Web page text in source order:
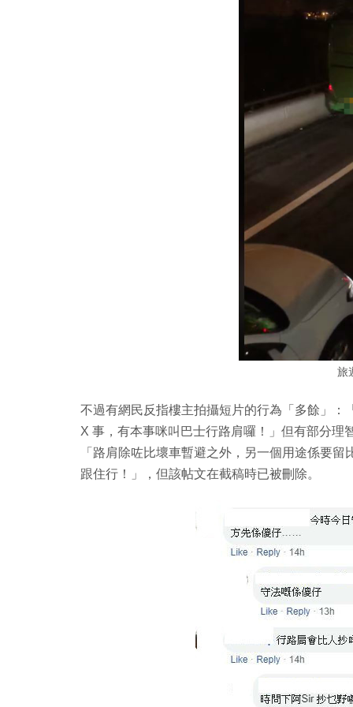
旅
不過有網民反指樓主拍攝短片的行為「多餘」
X 事，有本事咪叫巴士行路肩囉！」但有部分
「路肩除咗比壞車暫避之外，另一個用途係要
跟住行！」，但該帖文在截稿時已被刪除。